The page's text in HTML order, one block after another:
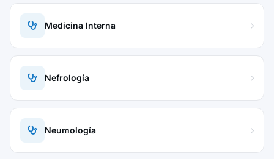
Medicina Interna
Nefrología
Neumología